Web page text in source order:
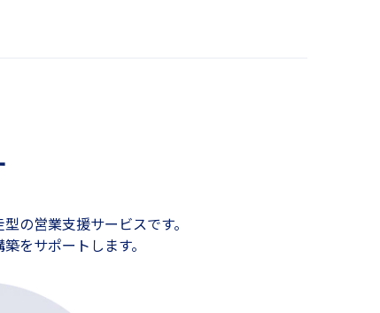
の営業支援サービスです。
をサポートします。